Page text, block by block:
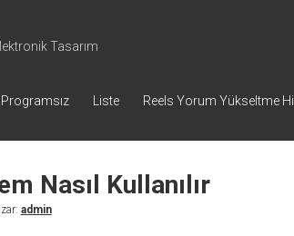
Tasarım
Liste Reels Yorum Yükseltme
Nasıl Kullanılır
admin